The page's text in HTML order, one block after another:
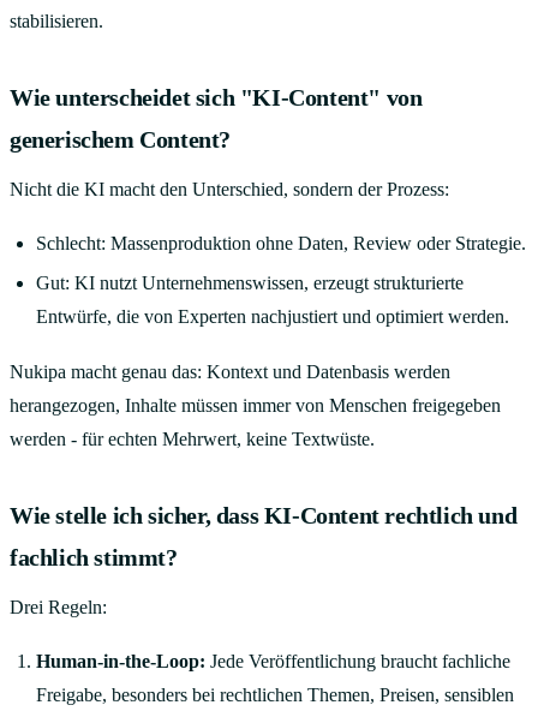
stabilisieren.
Wie unterscheidet sich "KI-Content" von
generischem Content?
Nicht die KI macht den Unterschied, sondern der Prozess:
Schlecht: Massenproduktion ohne Daten, Review oder Strategie.
Gut: KI nutzt Unternehmenswissen, erzeugt strukturierte
Entwürfe, die von Experten nachjustiert und optimiert werden.
Nukipa macht genau das: Kontext und Datenbasis werden
herangezogen, Inhalte müssen immer von Menschen freigegeben
werden - für echten Mehrwert, keine Textwüste.
Wie stelle ich sicher, dass KI-Content rechtlich und
fachlich stimmt?
Drei Regeln:
Human-in-the-Loop: Jede Veröffentlichung braucht fachliche
Freigabe, besonders bei rechtlichen Themen, Preisen, sensiblen